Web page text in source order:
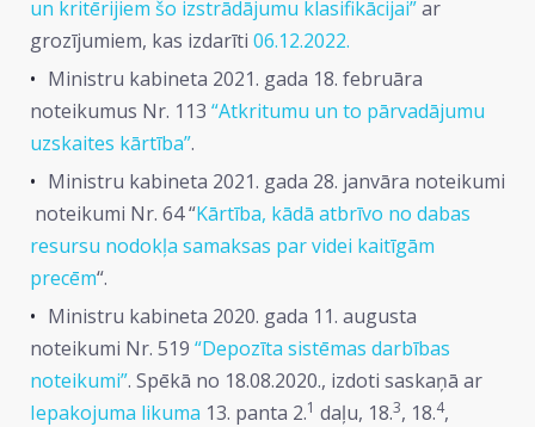
un kritērijiem šo izstrādājumu klasifikācijai”ar
grozījumiem, kas izdarīti 06.12.2022.
Ministru kabineta 2021. gada 18. februāra
noteikumus Nr. 113 “Atkritumu un to pārvadājumu
uzskaites kārtība”.
Ministru kabineta 2021. gada 28. janvāra noteikumi
noteikumi Nr. 64 “Kārtība, kādā atbrīvo no dabas
resursu nodokļa samaksas par videi kaitīgām
precēm“.
Ministru kabineta 2020. gada 11. augusta
noteikumi Nr. 519 “Depozīta sistēmas darbības
noteikumi”. Spēkā no 18.08.2020., izdoti saskaņā ar
Iepakojuma likuma 13. panta 2.1 daļu, 18.3, 18.4,